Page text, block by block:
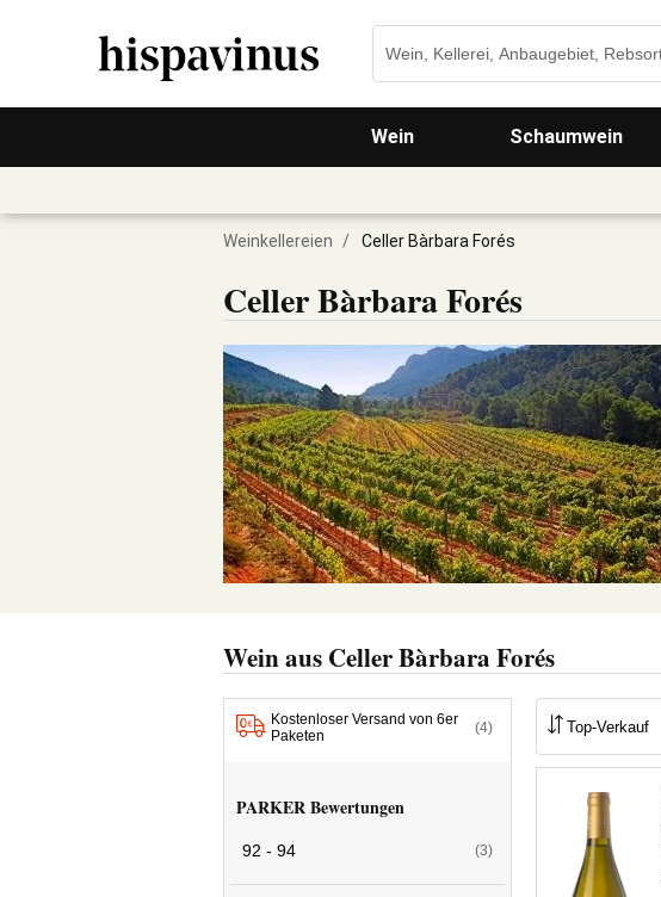
Wein Schaumwein
Weinkellereien / Celler Bàrbara Forés
Celler Bàrbara Forés
Wein aus Celler Bàrbara Forés
Kostenloser Versand von 6er
Paketen
(4)
PARKER Bewertungen
92 - 94 (3)